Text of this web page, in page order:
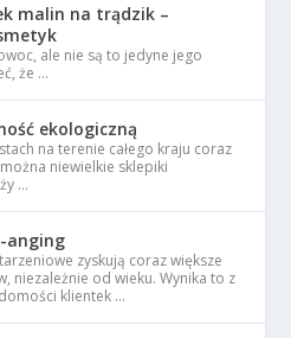
malin na trądzik –
ale nie są to jedyne jego
że …
ekologiczną
na terenie całego kraju coraz
niewielkie sklepiki
…
anging
zyskują coraz większe
niezależnie od wieku. Wynika to z
klientek …